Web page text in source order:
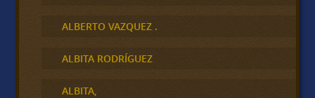
ALBERTO VAZQUEZ .
ALBITA RODRÍGUEZ
ALBITA,